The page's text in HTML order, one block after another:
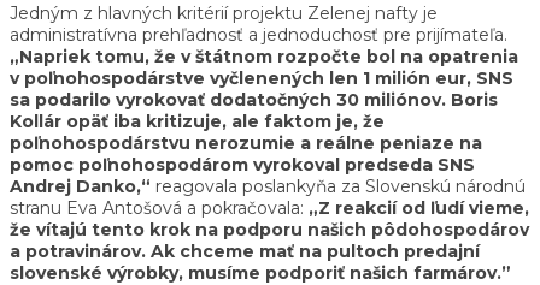
Jedným z hlavných kritérií projektu Zelenej nafty je
administratívna prehľadnosť a jednoduchosť pre prijímateľa.
„Napriek tomu, že v štátnom rozpočte bol na opatrenia
v poľnohospodárstve vyčlenených len 1 milión eur, SNS
sa podarilo vyrokovať dodatočných 30 miliónov. Boris
Kollár opäť iba kritizuje, ale faktom je, že
poľnohospodárstvu nerozumie a reálne peniaze na
pomoc poľnohospodárom vyrokoval predseda SNS
Andrej Danko,“ reagovala poslankyňa za Slovenskú národnú
stranu Eva Antošová a pokračovala: „Z reakcií od ľudí vieme,
že vítajú tento krok na podporu našich pôdohospodárov
a potravinárov. Ak chceme mať na pultoch predajní
slovenské výrobky, musíme podporiť našich farmárov.”